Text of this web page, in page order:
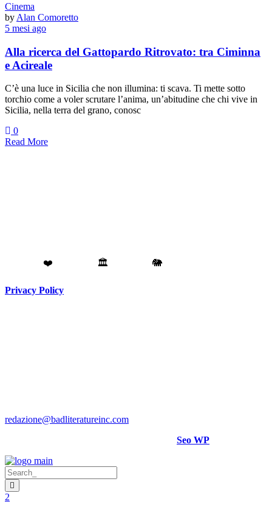
Cinema
by Alan Comoretto
5 mesi ago
Alla ricerca del Gattopardo Ritrovato: tra Ciminna
e Acireale
C’è una luce in Sicilia che non illumina: ti scava. Ti mette sotto
torchio come a voler scrutare l’anima, un’abitudine che chi vive in
Sicilia, nella terra del grano, conosc
0
Read More
❤️ 🏛️ 🐘
Privacy Policy
redazione@badliteratureinc.com
Seo WP